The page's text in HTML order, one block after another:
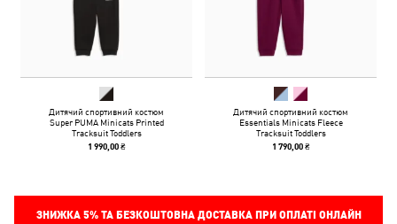
Дитячий спортивний костюм
Super PUMA Minicats Printed
Tracksuit Toddlers
1 990,00 ₴
Дитячий спортивний костюм
Essentials Minicats Fleece
Tracksuit Toddlers
1 790,00 ₴
ЗНИЖКА 5%ТА БЕЗКОШТОВНА ДОСТАВКА ПРИ ОПЛАТІ ОНЛАЙН